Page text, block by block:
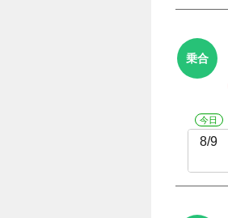
乗合
今日
8/9